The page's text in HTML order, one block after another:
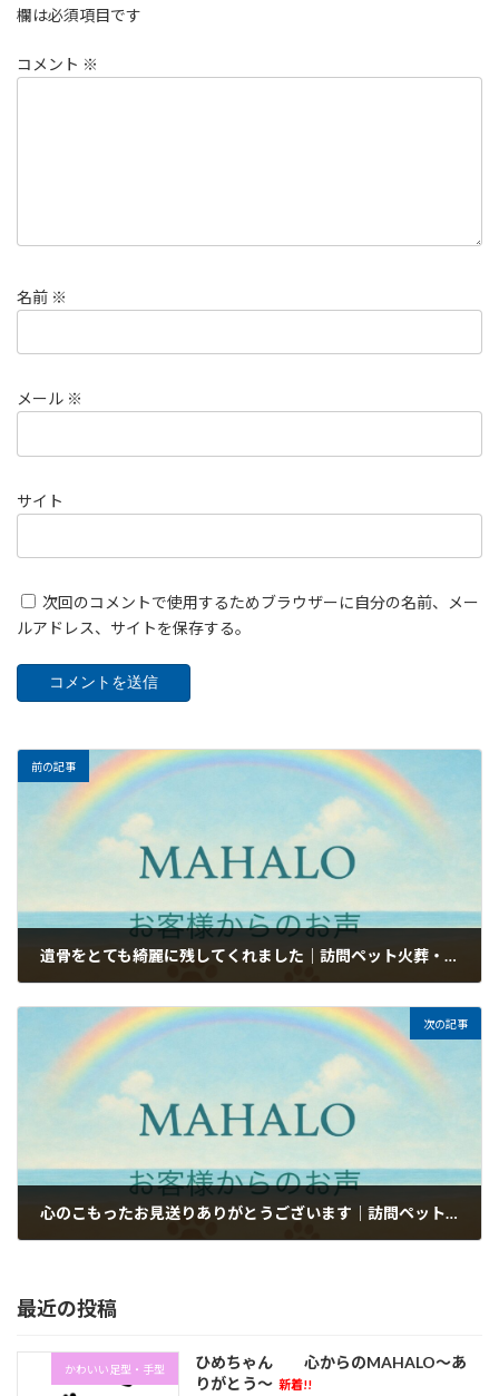
欄は必須項目です
コメント ※
名前 ※
メール ※
サイト
次回のコメントで使用するためブラウザーに自分の名前、メー
ルアドレス、サイトを保存する。
前の記事
遺骨をとても綺麗に残してくれました｜訪問ペット火葬・葬儀MAHALOのお客様のお声
次の記事
心のこもったお見送りありがとうございます｜訪問ペット火葬・葬儀MAHALOのお客様のお声
最近の投稿
かわいい足型・手型
ひめちゃん 心からのMAHALO～あ
りがとう～ 新着!!